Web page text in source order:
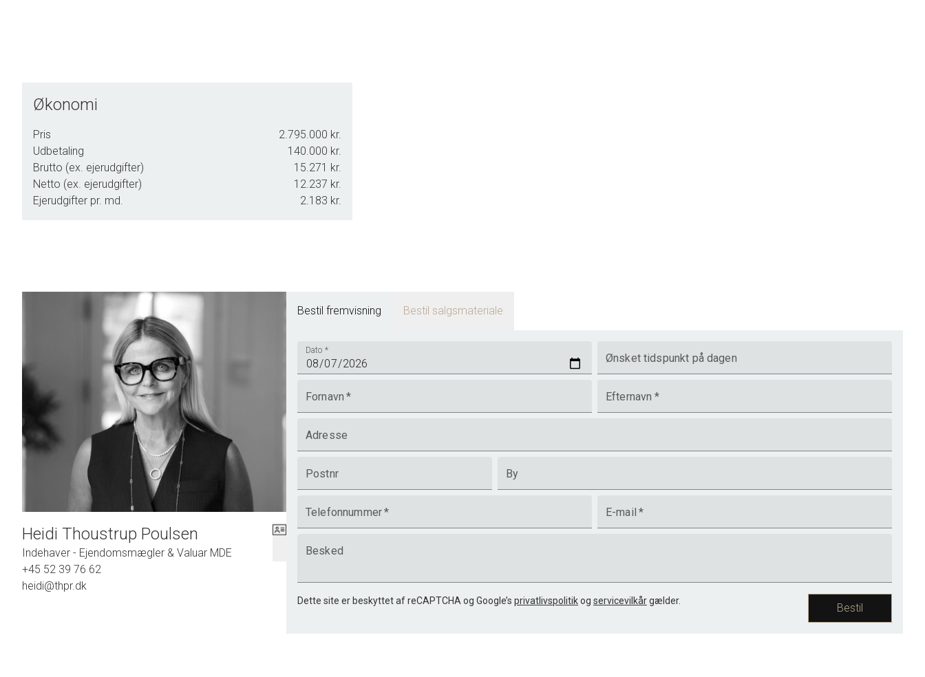
Økonomi
Pris
2.795.000 kr.
Udbetaling
140.000 kr.
Brutto (ex. ejerudgifter)
15.271 kr.
Netto (ex. ejerudgifter)
12.237 kr.
Ejerudgifter pr. md.
2.183 kr.
Heidi Thoustrup Poulsen
Indehaver - Ejendomsmægler & Valuar MDE
+45 52 39 76 62
heidi@thpr.dk
Bestil fremvisning Bestil salgsmateriale
Dato *
Ønsket tidspunkt på dagen
Fornavn * Efternavn *
Adresse
Postnr By
Telefonnummer* E-mail *
Besked
Dette site er beskyttet af reCAPTCHA og Google’s privatlivspolitikog servicevilkårgælder.
Bestil